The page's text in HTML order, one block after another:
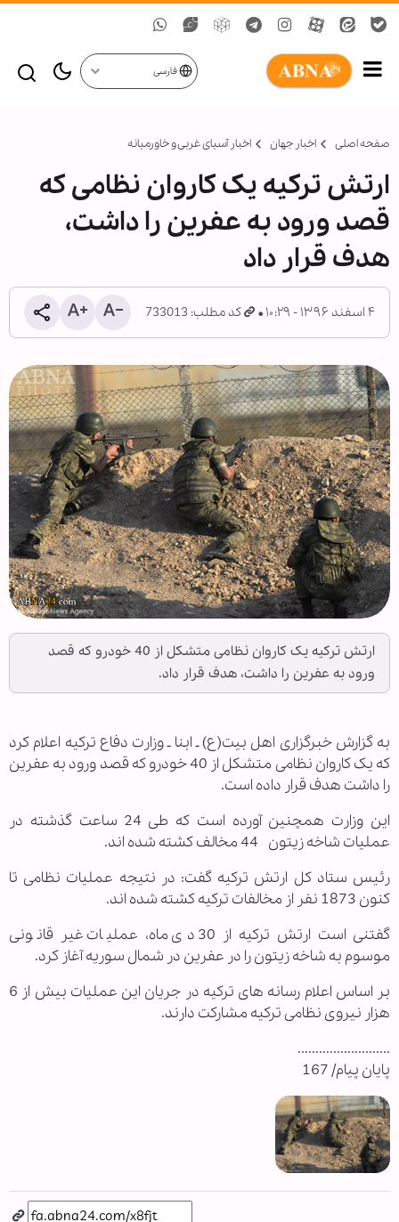
فارسی
صفحه اصلی اخبار جهان اخبار آسیای غربی و خاورمیانه
ارتش ترکیه یک کاروان نظامی که
قصد ورود به عفرین را داشت،
هدف قرار داد
۴ اسفند ۱۳۹۶ - ۱۰:۲۹ کد مطلب: 733013
ارتش ترکیه یک کاروان نظامی متشکل از 40 خودرو که قصد
ورود به عفرین را داشت، هدف قرار داد.
به گزارش خبرگزاری اهل بیت(ع) ـ ابنا ـ وزارت دفاع ترکیه اعلام کرد
که یک کاروان نظامی متشکل از 40 خودرو که قصد ورود به عفرین
را داشت هدف قرار داده است.
این وزارت همچنین آورده است که طی 24 ساعت گذشته در
عملیات شاخه زیتون 44 مخالف کشته شده اند.
رئیس ستاد کل ارتش ترکیه گفت: در نتیجه عملیات نظامی تا
کنون 1873 نفر از مخالفات ترکیه کشته شده اند.
گفتنی است ارتش ترکیه از 30 دی ماه، عملیات غیر قانونی
موسوم به شاخه زیتون را در عفرین در شمال سوریه آغاز کرد.
بر اساس اعلام رسانه های ترکیه در جریان این عملیات بیش از 6
هزار نیروی نظامی ترکیه مشارکت دارند.
..........................
پایان پیام/ 167